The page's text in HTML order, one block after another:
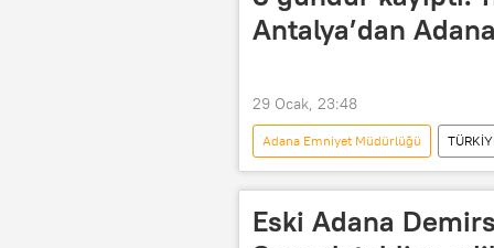
Antalya’dan
29 Ocak, 23:48
Adana Emniyet Müdürlüğü
Adana Büyükşehir Belediyesi
Eski Adana